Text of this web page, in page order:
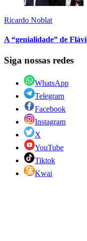
Ricardo Noblat
A “genialidade” de
Siga nossas redes
WhatsApp
Telegram
Facebook
Instagram
X
YouTube
Tiktok
Kwai